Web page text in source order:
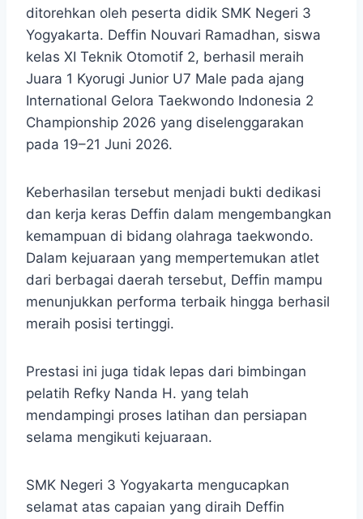
ditorehkan oleh peserta didik SMK Negeri 3
Yogyakarta. Deffin Nouvari Ramadhan, siswa
kelas XI Teknik Otomotif 2, berhasil meraih
Juara 1 Kyorugi Junior U7 Male pada ajang
International Gelora Taekwondo Indonesia 2
Championship 2026 yang diselenggarakan
pada 19–21 Juni 2026.
Keberhasilan tersebut menjadi bukti dedikasi
dan kerja keras Deffin dalam mengembangkan
kemampuan di bidang olahraga taekwondo.
Dalam kejuaraan yang mempertemukan atlet
dari berbagai daerah tersebut, Deffin mampu
menunjukkan performa terbaik hingga berhasil
meraih posisi tertinggi.
Prestasi ini juga tidak lepas dari bimbingan
pelatih Refky Nanda H. yang telah
mendampingi proses latihan dan persiapan
selama mengikuti kejuaraan.
SMK Negeri 3 Yogyakarta mengucapkan
selamat atas capaian yang diraih Deffin